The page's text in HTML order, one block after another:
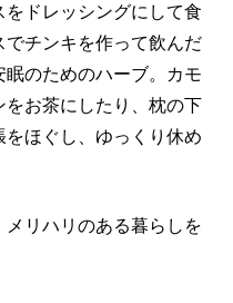
をドレッシングにして食
チンキを作って飲んだ
眠のためのハーブ。カモ
をお茶にしたり、枕の下
ほぐし、ゆっくり休め
リハリのある暮らしを